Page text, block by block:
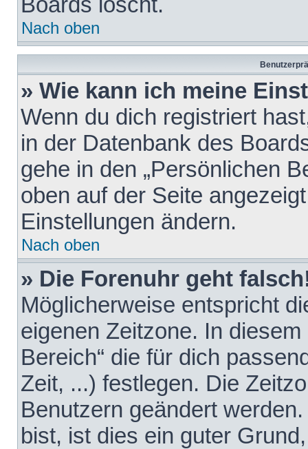
Nach oben
» Wie kann ich meine
Wenn du dich registriert
in der Datenbank des
gehe in den „Persönlichen
oben auf der Seite
Einstellungen ändern.
Nach oben
» Die Forenuhr geht
Möglicherweise entspricht
eigenen Zeitzone. In
Bereich“ die für dich
Zeit, ...) festlegen. Die
Benutzern geändert
bist, ist dies ein guter